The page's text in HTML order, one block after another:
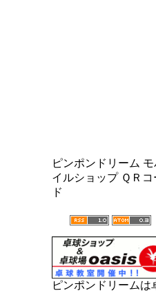
ピンポンドリーム
イルショップ ＱＲコ
ド
ピンポンドリームは